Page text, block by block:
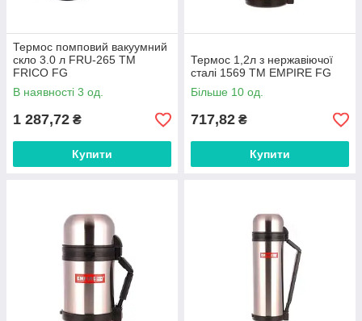
Термос помповий вакуумний
скло 3.0 л FRU-265 ТМ
FRICO FG
В наявності 3 од.
1 287,72 ₴
Купити
Термос 1,2л з нержавіючої
сталі 1569 ТМ EMPIRE FG
Більше 10 од.
717,82 ₴
Купити